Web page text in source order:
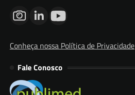
Conheça nossa Política de Privacidade
Fale Conosco